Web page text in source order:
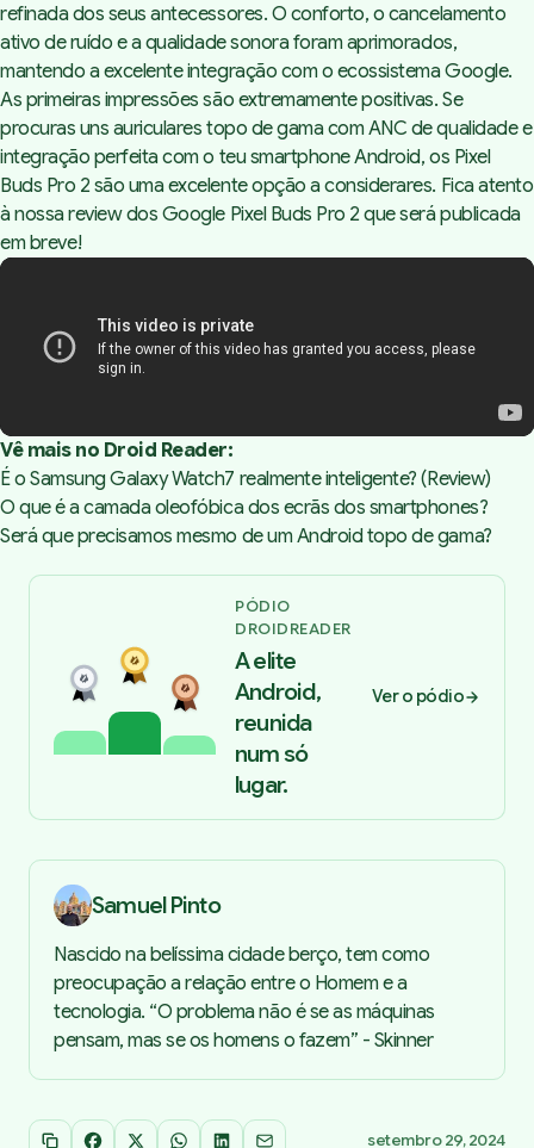
refinada dos seus antecessores. O conforto, o cancelamento
ativo de ruído e a qualidade sonora foram aprimorados,
mantendo a excelente integração com o ecossistema Google.
As primeiras impressões são extremamente positivas. Se
procuras uns auriculares topo de gama com ANC de qualidade e
integração perfeita com o teu smartphone Android, os Pixel
Buds Pro 2 são uma excelente opção a considerares. Fica atento
à nossa review dos Google Pixel Buds Pro 2 que será publicada
em breve!
Vê mais no Droid Reader:
É o Samsung Galaxy Watch7 realmente inteligente? (Review)
O que é a camada oleofóbica dos ecrãs dos smartphones?
Será que precisamos mesmo de um Android topo de gama?
PÓDIO
DROIDREADER
A elite
Android,
reunida
num só
lugar.
Ver o pódio
Samuel Pinto
Nascido na belíssima cidade berço, tem como
preocupação a relação entre o Homem e a
tecnologia. “O problema não é se as máquinas
pensam, mas se os homens o fazem” - Skinner
setembro 29, 2024